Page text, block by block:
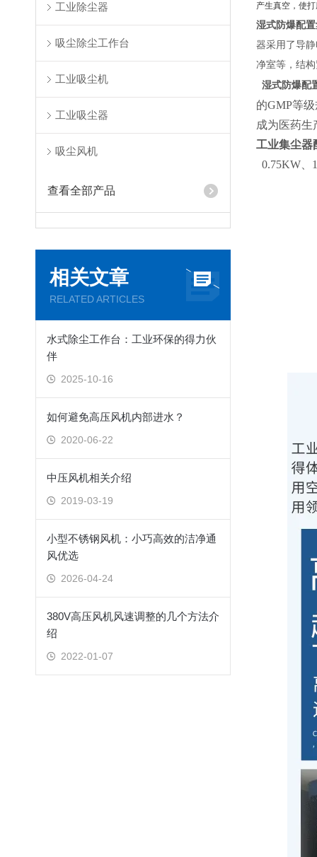
工业除尘器
吸尘除尘工作台
工业吸尘机
工业吸尘器
吸尘风机
查看全部产品
相关文章
RELATED ARTICLES
水式除尘工作台：工业环保的得力伙
伴
2025-10-16
如何避免高压风机内部进水？
2020-06-22
中压风机相关介绍
2019-03-19
小型不锈钢风机：小巧高效的洁净通
风优选
2026-04-24
380V高压风机风速调整的几个方法介
绍
2022-01-07
产生真空，使
湿式防爆配
器采用了导
净室等，结
湿式防爆配
的GMP等
成为医药生
工业集尘器
0.75KW、